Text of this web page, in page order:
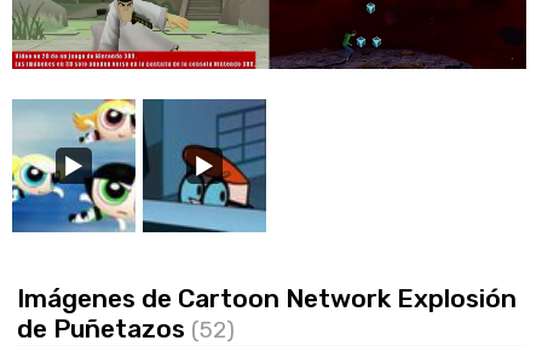
Unmute
Imágenes de Cartoon Network Explosión
de Puñetazos (52)